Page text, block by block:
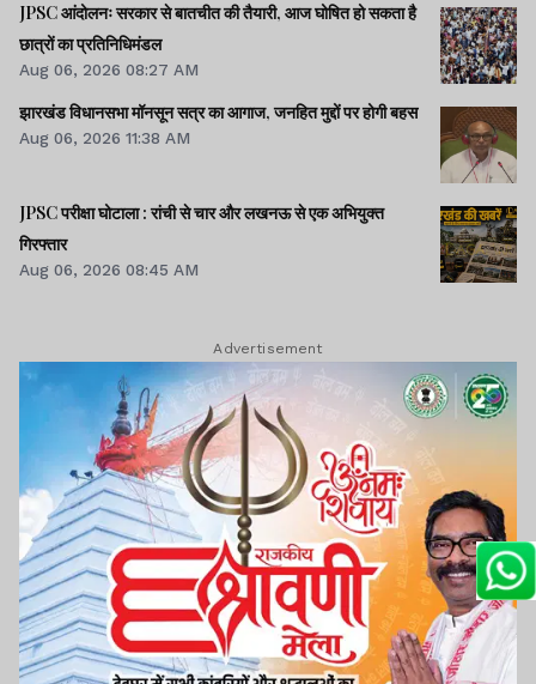
JPSC आंदोलनः सरकार से बातचीत की तैयारी, आज घोषित हो सकता है
छात्रों का प्रतिनिधिमंडल
Aug 06, 2026 08:27 AM
झारखंड विधानसभा मॉनसून सत्र का आगाज, जनहित मुद्दों पर होगी बहस
Aug 06, 2026 11:38 AM
JPSC परीक्षा घोटाला : रांची से चार और लखनऊ से एक अभियुक्त
गिरफ्तार
Aug 06, 2026 08:45 AM
Advertisement